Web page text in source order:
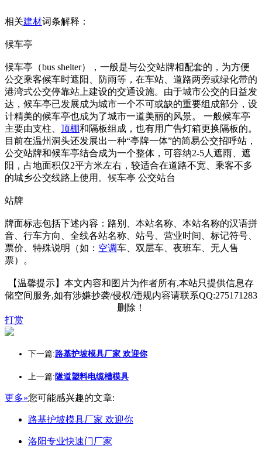
相关建材词条解释：
候车亭
候车亭（bus shelter），一般是与公交站牌相配套的，为方便
公交乘客候车时遮阳、防雨等，在车站、道路两旁或绿化带的
港湾式公交停靠站上建设的交通设施。由于城市公交的日益发
达，候车亭已发展成为城市一个不可或缺的重要组成部分，设
计精美的候车亭也成为了城市一道美丽的风景。 一般候车亭
主要由支柱、 顶棚和隔板组成，也有用广告灯箱更换隔板的。
目前在温州洞头还发展出一种“亭牌一体”的简易公交招呼站，
公交站牌和候车亭结合成为一个整体，可容纳2-5人遮雨、遮
阳，占地面积仅2平方米左右，较适合在道路不宽、乘客不多
的城乡公交线路上使用。候车亭 公交站台
站牌
牌面标志包括下述内容：路别、本站名称、本站名称的汉语拼
音、行车方向、全线各站名称、站号、营业时间、标记符号、
票价、特殊说明（如： 空调车、双层车、夜班车、无人售
票）。
【温馨提示】本文内容和图片为作者所有,本站只提供信息存
储空间服务,如有涉嫌抄袭/侵权/违规内容请联系QQ:275171283
删除！
打赏
下一篇:路基护坡模具厂家 欢迎你
上一篇: 隧道塑料电缆槽模具
更多»您可能感兴趣的文章:
路基护坡模具厂家 欢迎你
洛阳专业快速门厂家